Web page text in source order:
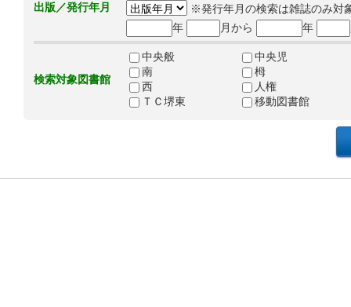
出版／発行年月
※発行年月の検索は雑誌のみ対
年
月から 年
検索対象図書館
中央般
中央児
南
栂
西
人権
ＴＣ堺東
移動図書館